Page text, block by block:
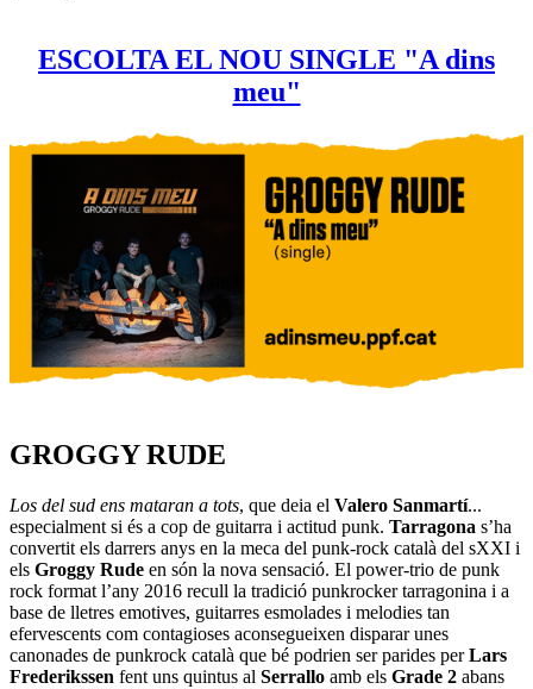
ESCOLTA EL NOU SINGLE "A dins
meu"
GROGGY RUDE
Los del sud ens mataran a tots, que deia el Valero Sanmartí...
especialment si és a cop de guitarra i actitud punk. Tarragona s’ha
convertit els darrers anys en la meca del punk-rock català del sXXI i
els Groggy Rude en són la nova sensació. El power-trio de punk
rock format l’any 2016 recull la tradició punkrocker tarragonina i a
base de lletres emotives, guitarres esmolades i melodies tan
efervescents com contagioses aconsegueixen disparar unes
canonades de punkrock català que bé podrien ser parides perLars
Frederikssen fent uns quintus al Serrallo amb els Grade 2 abans